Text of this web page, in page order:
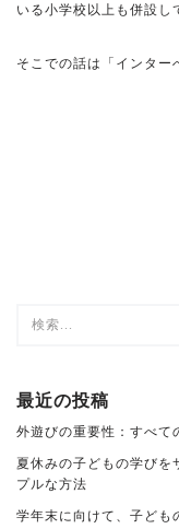
いる小学校以上も併設し
そこでの話は「インター
最近の投稿
外遊びの重要性：すべて
夏休みの子どもの学びを
プルな方法
学年末に向けて、子ども